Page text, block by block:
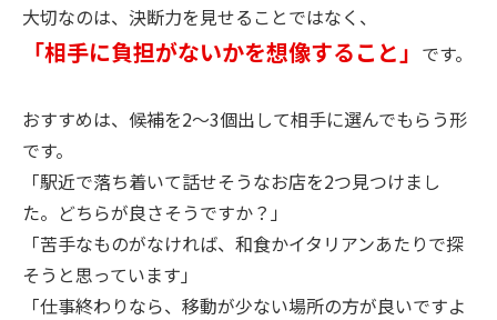
大切なのは、決断力を見せることではなく、
「相手に負担がないかを想像すること」 です。
おすすめは、候補を2〜3個出して相手に選んでもらう形
です。
「駅近で落ち着いて話せそうなお店を2つ見つけまし
た。どちらが良さそうですか？」
「苦手なものがなければ、和食かイタリアンあたりで探
そうと思っています」
「仕事終わりなら、移動が少ない場所の方が良いですよ